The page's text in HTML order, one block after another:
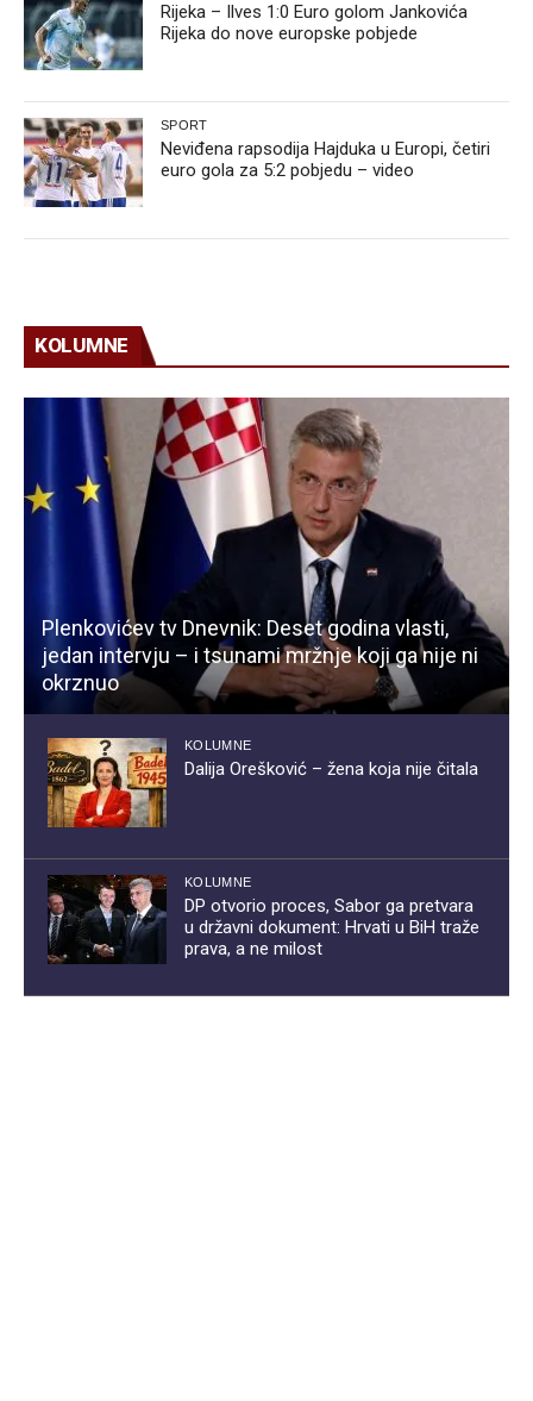
Rijeka – Ilves 1:0 Euro golom Jankovića
Rijeka do nove europske pobjede
SPORT
Neviđena rapsodija Hajduka u Europi, četiri
euro gola za 5:2 pobjedu – video
KOLUMNE
Plenkovićev tv Dnevnik: Deset godina vlasti,
jedan intervju – i tsunami mržnje koji ga nije ni
okrznuo
KOLUMNE
Dalija Orešković – žena koja nije čitala
KOLUMNE
DP otvorio proces, Sabor ga pretvara
u državni dokument: Hrvati u BiH traže
prava, a ne milost